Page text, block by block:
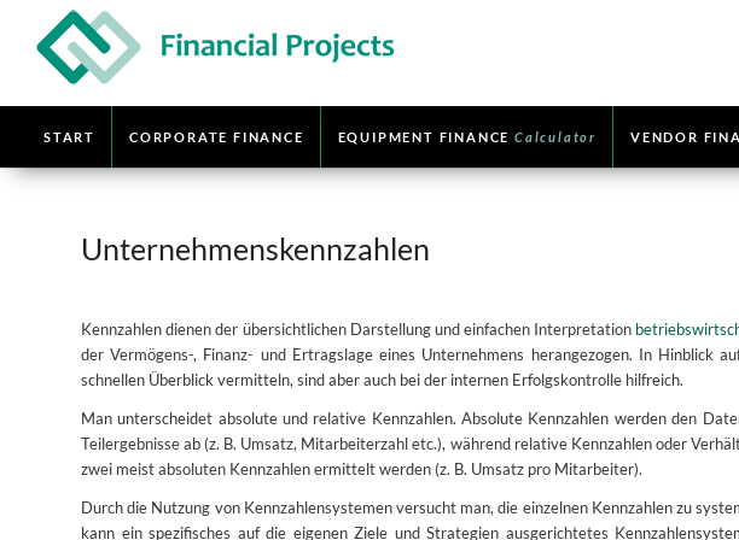
START CORPORATE FINANCE EQUIPMENT FINANCECalculator VENDOR
Unternehmenskennzahlen
Kennzahlen dienen der übersichtlichen Darstellung und einfachen Interpretation
der Vermögens-, Finanz- und Ertragslage eines Unternehmens herangezogen. In Hinblick
schnellen Überblick vermitteln, sind aber auch bei der internen Erfolgskontrolle hilfreich.
Man unterscheidet absolute und relative Kennzahlen. Absolute Kennzahlen werden den
Teilergebnisse ab (z. B. Umsatz, Mitarbeiterzahl etc.), während relative Kennzahlen oder
zwei meist absoluten Kennzahlen ermittelt werden (z. B. Umsatz pro Mitarbeiter).
Durch die Nutzung von Kennzahlensystemen versucht man, die einzelnen Kennzahlen zu
kann ein spezifisches auf die eigenen Ziele und Strategien ausgerichtetes